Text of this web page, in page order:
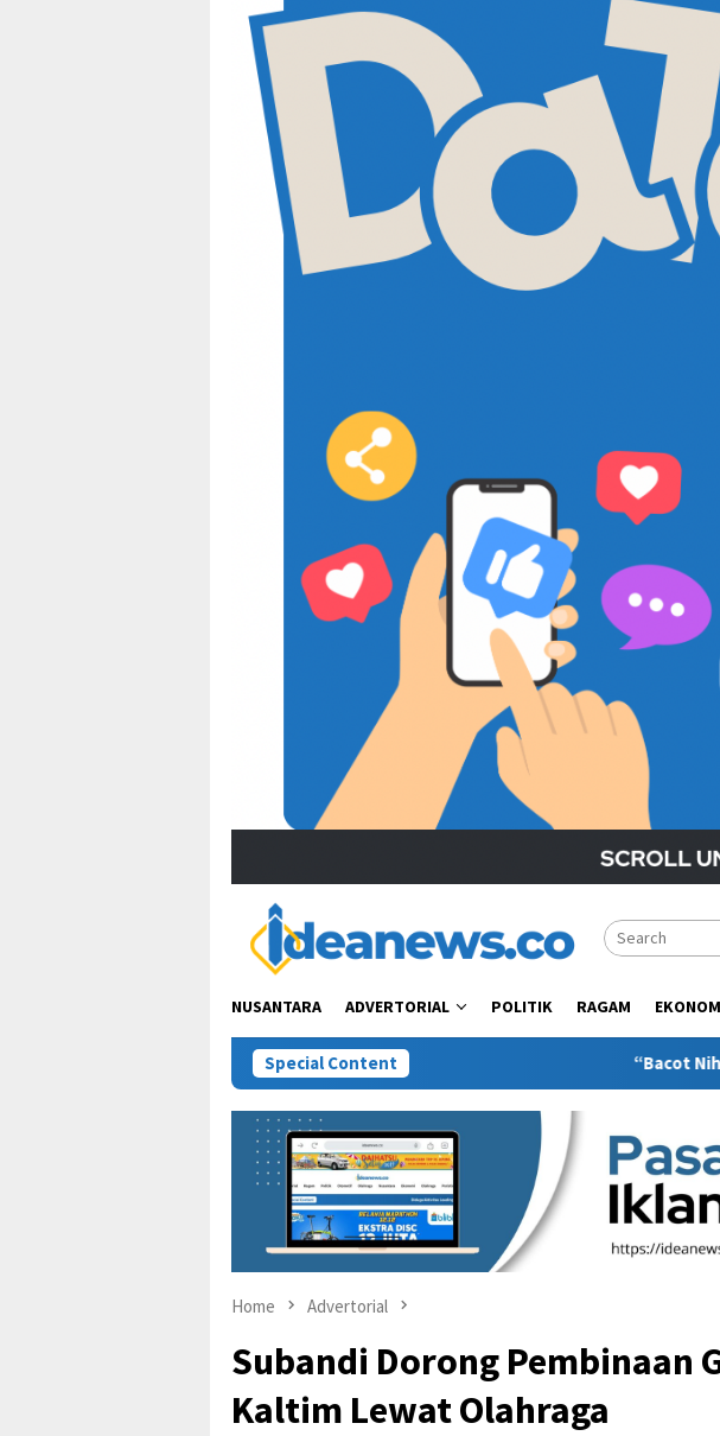
NUSANTARA ADVERTORIAL POLITIK RAGAM
Special Content “Bacot Nih Pasien” Berujung
Home Advertorial
Subandi Dorong Pembinaan
Kaltim Lewat Olahraga